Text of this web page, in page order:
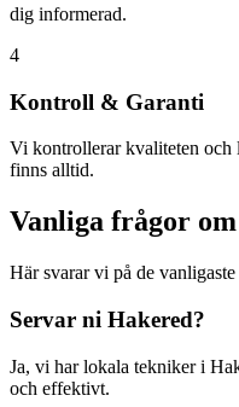
dig informerad.
4
Kontroll & Garanti
Vi kontrollerar kvaliteten och
finns alltid.
Vanliga frågor
Här svarar vi på de
Servar ni Hakered?
Ja, vi har lokala tekniker i
och effektivt.